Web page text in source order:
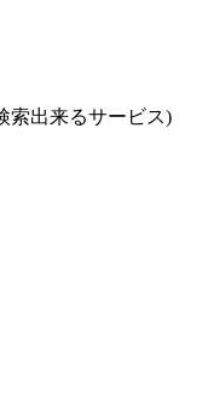
索出来るサービス)